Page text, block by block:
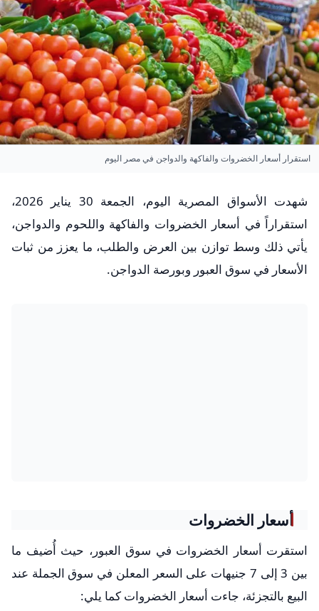
استقرار أسعار الخضروات والفاكهة والدواجن في مصر اليوم
شهدت الأسواق المصرية اليوم، الجمعة 30 يناير 2026،
استقراراً في أسعار الخضروات والفاكهة واللحوم والدواجن،
يأتي ذلك وسط توازن بين العرض والطلب، ما يعزز من ثبات
الأسعار في سوق العبور وبورصة الدواجن.
أسعار الخضروات
استقرت أسعار الخضروات في سوق العبور، حيث أُضيف ما
بين 3 إلى 7 جنيهات على السعر المعلن في سوق الجملة عند
البيع بالتجزئة، جاءت أسعار الخضروات كما يلي: